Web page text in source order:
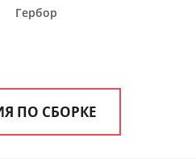
Гербор
німфея альба/білий глянець
мінімалізм, модерн
ПО СБОРКЕ